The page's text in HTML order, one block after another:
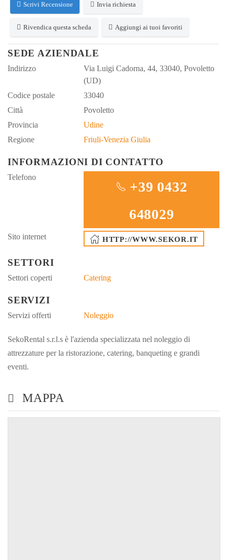
Scrivi Recensione Invia richiesta
Rivendica questa scheda Aggiungi ai tuoi favoriti
SEDE AZIENDALE
Indirizzo
Via Luigi Cadorna, 44, 33040, Povoletto
(UD)
Codice postale
33040
Città
Povoletto
Provincia
Udine
Regione
Friuli-Venezia Giulia
INFORMAZIONI DI CONTATTO
Telefono
+39 0432
648029
Sito internet HTTP://WWW.SEKOR.IT
SETTORI
Settori coperti Catering
SERVIZI
Servizi offerti Noleggio
SekoRental s.r.l.s è l'azienda specializzata nel noleggio di
attrezzature per la ristorazione, catering, banqueting e grandi
eventi.
MAPPA